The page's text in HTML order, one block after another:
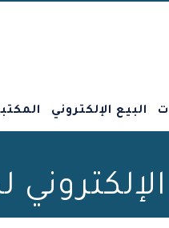
البيع الإلكتروني